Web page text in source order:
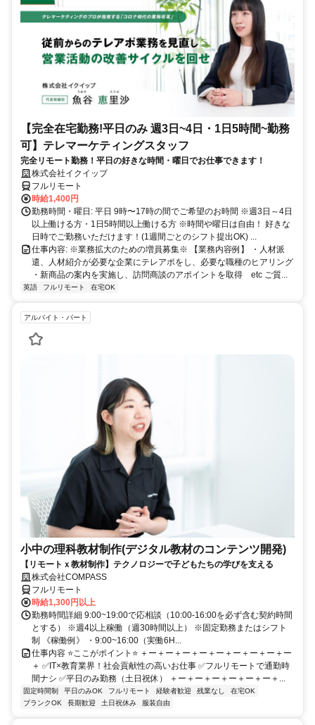
【完全在宅勤務!平日のみ 週3日~4日・1日5時間~勤務
可】テレマーケティングスタッフ
完全リモート勤務！平日の好きな時間・曜日でお仕事できます！
株式会社イクイップ
フルリモート
時給1,400円
勤務時間・曜日: 平日 9時〜17時の間でご希望のお時間 ※週3日～4日
以上働ける方・1日5時間以上働ける方 ※時間や曜日は自由！ 好きな
日時でご勤務いただけます！(1週間ごとのシフト提出OK) ...
仕事内容: ※業務拡大のための増員募集※ 【業務内容例】 ・人材派
遣、人材紹介が必要な企業にテレアポをし、必要な職種のヒアリング
・新商品の案内を実施し、訪問商談のアポイントを取得 etc ご質...
英語 フルリモート 在宅OK
アルバイト・パート
小中の理科教材制作(デジタル教材のコンテンツ開発)
【リモートｘ教材制作】テクノロジーで子どもたちの学びを支える
株式会社COMPASS
フルリモート
時給1,300円以上
勤務時間詳細 9:00~19:00で応相談（10:00-16:00を必ず含む契約時間
とする） ※週4以上稼働（週30時間以上） ※固定勤務またはシフト
制 《稼働例》 ・9:00~16:00（実働6H...
仕事内容 ⭐ここがポイント⭐ ＋ー＋ー＋ー＋ー＋ー＋ー＋ー＋ー＋ー
＋ ✅IT×教育業界！社会貢献性の高いお仕事 ✅フルリモートで通勤時
間ナシ ✅平日のみ勤務（土日祝休） ＋ー＋ー＋ー＋ー＋ー＋ー＋...
固定時間制 平日のみOK フルリモート 経験者歓迎 残業なし
在宅OK
ブランクOK
長期歓迎 土日祝休み 服装自由